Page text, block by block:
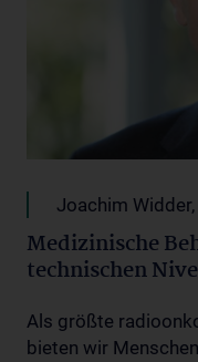
Joachim
Medizinische
technischen
Als größte
bieten wir